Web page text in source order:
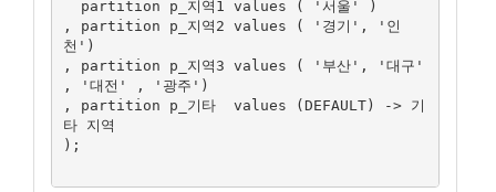
, partition p_지역2 values ( '경기', '인
천')
, partition p_지역3 values ( '부산', '대구'
, '대전' , '광주')
, partition p_기타  values (DEFAULT) -> 기
타 지역
);